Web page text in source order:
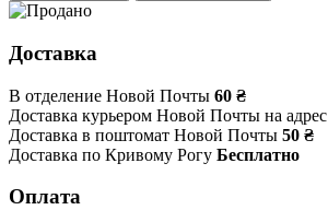
Доставка
В отделение Новой Почты 60 ₴
Доставка курьером Новой Почты на адрес
Доставка в поштомат Новой Почты 50 ₴
Доставка по Кривому Рогу Бесплатно
Оплата